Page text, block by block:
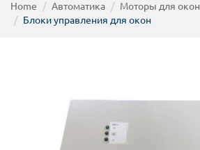
Home Автоматика
Моторы для окон
Блоки управления для окон